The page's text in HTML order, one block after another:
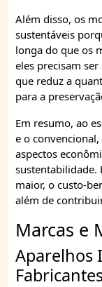
Além disso, os
sustentáveis
longa do que os
eles precisam
que reduz a
para a
Em resumo, ao
e o
aspectos
sustentabilidade.
maior, o custo-
além de
Marcas e
Aparelhos